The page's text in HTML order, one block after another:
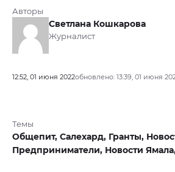
Авторы
Светлана Кошкарова
Журналист
12:52, 01 июня 2022обновлено: 13:39, 01 июня
Темы
Общепит, Салехард, Гранты,
Предприниматели, Новости